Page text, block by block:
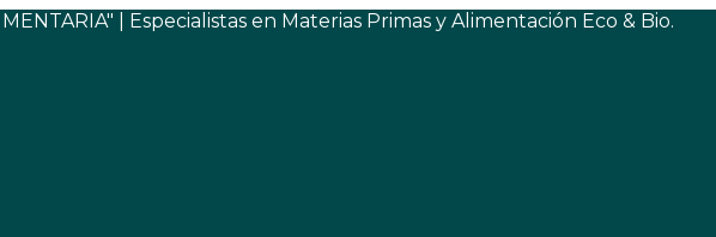
| Especialistas en Materias Primas y Alimentación Eco & Bio.